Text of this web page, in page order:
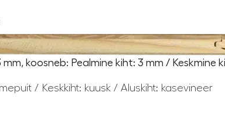
mm, koosneb: Pealmine kiht: 3 mm / Keskmine
/ Keskkiht: kuusk / Aluskiht: kasevineer